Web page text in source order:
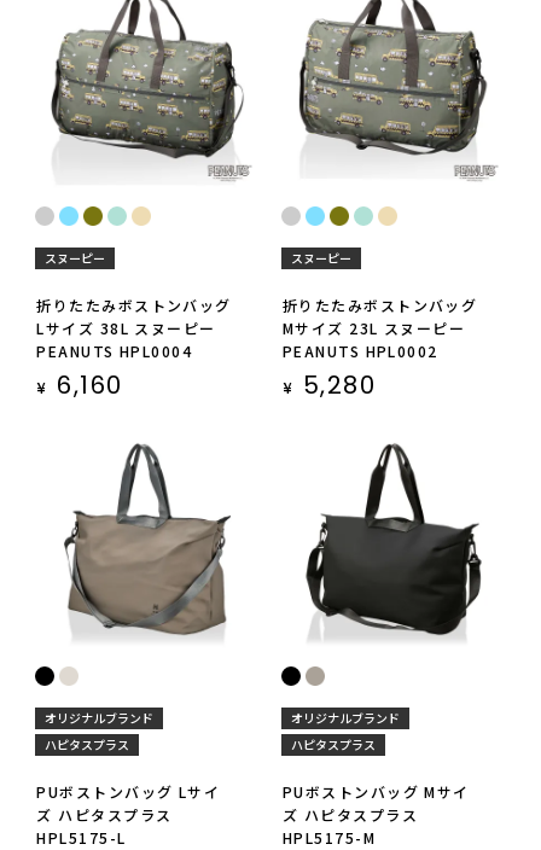
スヌーピー
折りたたみボストンバッグ
Lサイズ 38L スヌーピー
PEANUTS HPL0004
¥ 6,160
スヌーピー
折りたたみボストンバッグ
Mサイズ 23L スヌーピー
PEANUTS HPL0002
¥ 5,280
オリジナルブランド
ハピタスプラス
PUボストンバッグ Lサイ
ズ ハピタスプラス
HPL5175-L
オリジナルブランド
ハピタスプラス
PUボストンバッグ Mサイ
ズ ハピタスプラス
HPL5175-M